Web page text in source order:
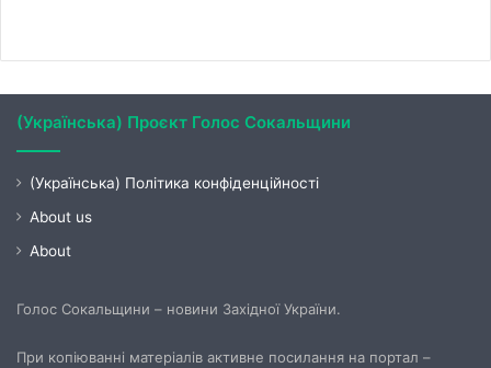
(Українська) Проєкт Голос Сокальщини
(Українська) Політика конфіденційності
About us
About
Голос Сокальщини – новини Західної України.
При копіюванні матеріалів активне посилання на портал –